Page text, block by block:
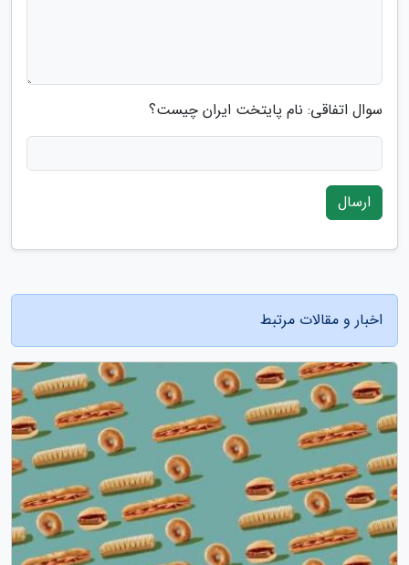
سوال اتفاقی: نام پایتخت ایران چیست؟
ارسال
اخبار و مقالات مرتبط